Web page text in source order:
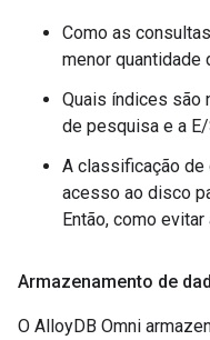
Como as
menor
Quais índices são
de pesquisa e a
A classificação de
acesso ao disco
Então, como
Armazenamento de
O AlloyDB Omni